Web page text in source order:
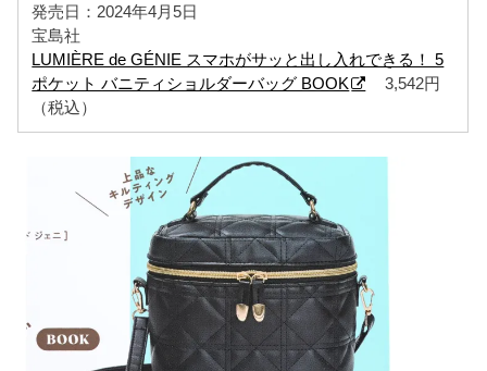
発売日：2024年4月5日
宝島社
LUMIÈRE de GÉNIE スマホがサッと出し入れできる！ 5
ポケット バニティショルダーバッグ BOOK
3,542円
（税込）